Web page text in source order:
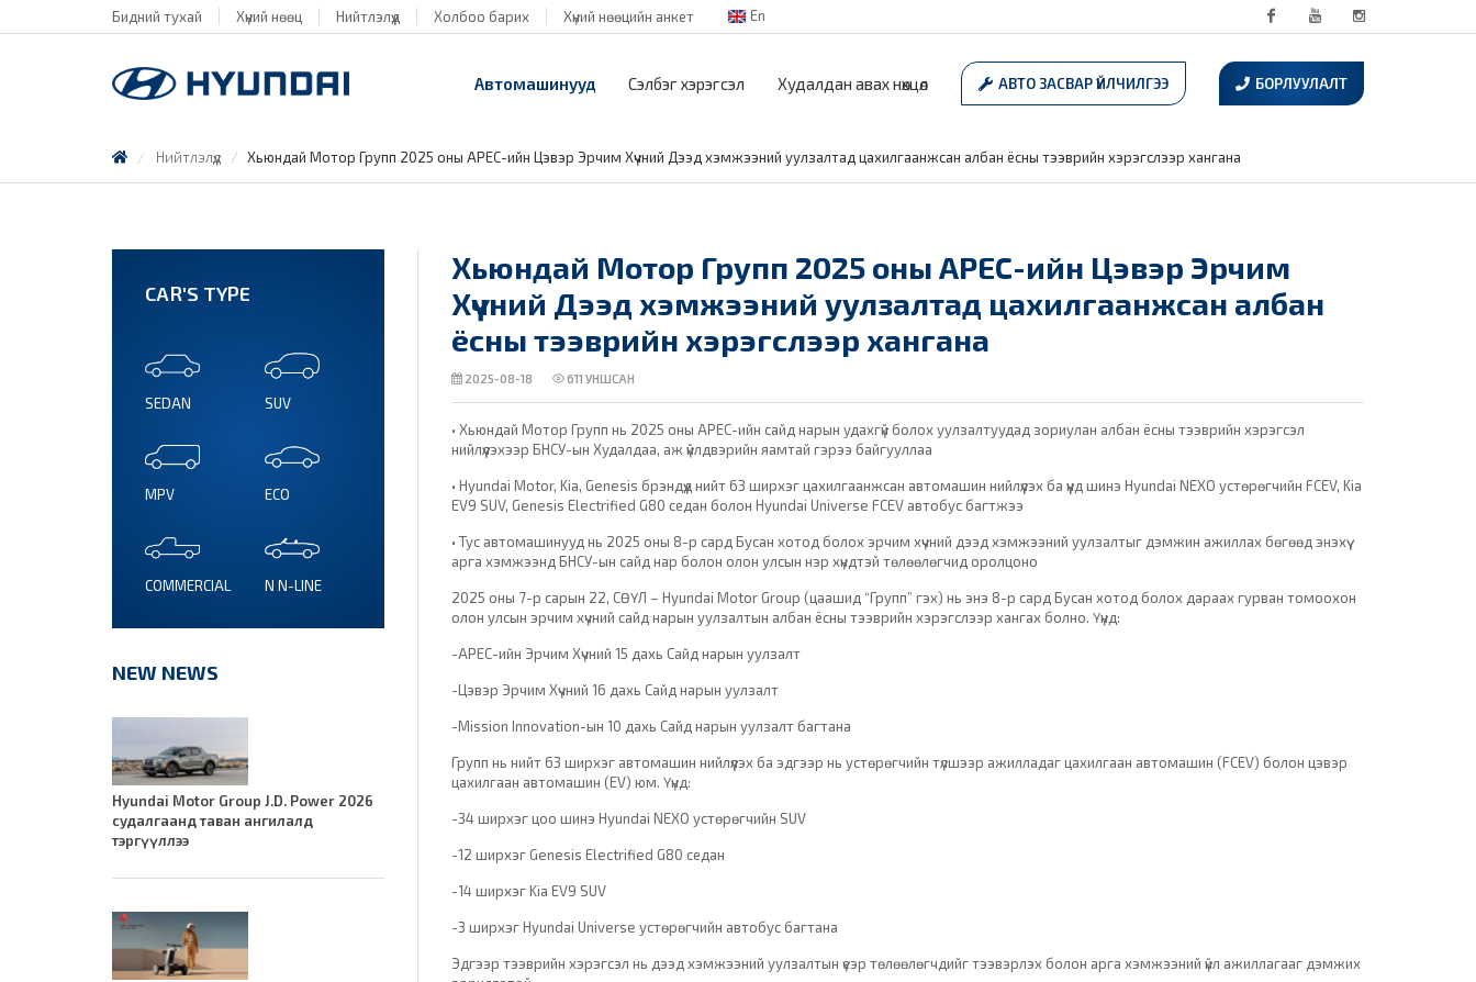
Бидний тухай Хүний нөөц Нийтлэлүүд Холбоо барих Хүний нөөцийн анкет
En
Автомашинууд Сэлбэг хэрэгсэл Худалдан авах нөхцөл АВТО ЗАСВАР ҮЙЛЧИЛГЭЭ БОРЛУУЛАЛТ
Нийтлэлүүд Хьюндай Мотор Групп 2025 оны APEC-ийн Цэвэр Эрчим Хүчний Дээд хэмжээний уулзалтад цахилгаанжсан албан ёсны тээврийн хэрэгслээр хангана
Хьюндай Мотор Групп 2025 оны APEC-ийн Цэвэр Эрчим
Хүчний Дээд хэмжээний уулзалтад цахилгаанжсан албан
ёсны тээврийн хэрэгслээр хангана
2025-08-18 611 УНШСАН
• Хьюндай Мотор Групп нь 2025 оны APEC-ийн сайд нарын удахгүй болох уулзалтуудад зориулан албан ёсны тээврийн хэрэгсэл
нийлүүлэхээр БНСУ-ын Худалдаа, аж үйлдвэрийн яамтай гэрээ байгууллаа
• Hyundai Motor, Kia, Genesis брэндүүд нийт 63 ширхэг цахилгаанжсан автомашин нийлүүлэх ба үүнд шинэ Hyundai NEXO устөрөгчийн FCEV, Kia
EV9 SUV, Genesis Electrified G80 седан болон Hyundai Universe FCEV автобус багтжээ
• Тус автомашинууд нь 2025 оны 8-р сард Бусан хотод болох эрчим хүчний дээд хэмжээний уулзалтыг дэмжин ажиллах бөгөөд энэхүү
арга хэмжээнд БНСУ-ын сайд нар болон олон улсын нэр хүндтэй төлөөлөгчид оролцоно
2025 оны 7-р сарын 22, СӨҮЛ – Hyundai Motor Group (цаашид “Групп” гэх) нь энэ 8-р сард Бусан хотод болох дараах гурван томоохон
олон улсын эрчим хүчний сайд нарын уулзалтын албан ёсны тээврийн хэрэгслээр хангах болно. Үүнд:
-APEC-ийн Эрчим Хүчний 15 дахь Сайд нарын уулзалт
-Цэвэр Эрчим Хүчний 16 дахь Сайд нарын уулзалт
-Mission Innovation-ын 10 дахь Сайд нарын уулзалт багтана
Групп нь нийт 63 ширхэг автомашин нийлүүлэх ба эдгээр нь устөрөгчийн түлшээр ажилладаг цахилгаан автомашин (FCEV) болон цэвэр
цахилгаан автомашин (EV) юм. Үүнд:
-34 ширхэг цоо шинэ Hyundai NEXO устөрөгчийн SUV
-12 ширхэг Genesis Electrified G80 седан
-14 ширхэг Kia EV9 SUV
-3 ширхэг Hyundai Universe устөрөгчийн автобус багтана
Эдгээр тээврийн хэрэгсэл нь дээд хэмжээний уулзалтын үеэр төлөөлөгчдийг тээвэрлэх болон арга хэмжээний үйл ажиллагааг дэмжих
CAR'S TYPE
SEDAN SUV
MPV ECO
COMMERCIAL N N-LINE
NEW NEWS
Hyundai Motor Group J.D. Power 2026
судалгаанд таван ангилалд
тэргүүллээ